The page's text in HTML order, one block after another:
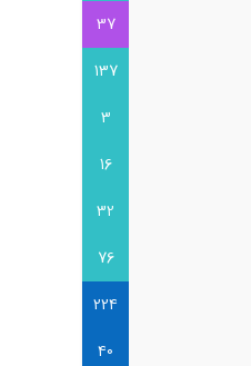
37
137
3
16
32
76
224
40